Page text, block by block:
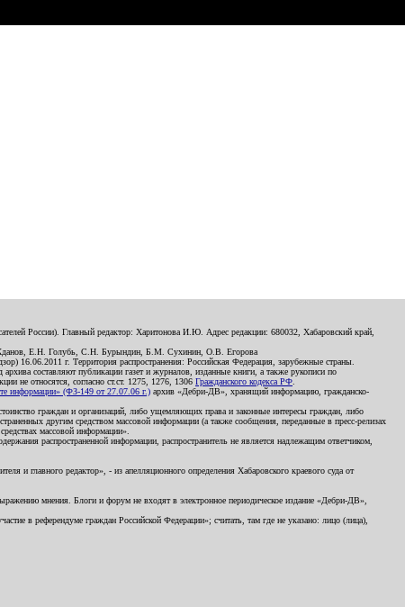
России). Главный редактор: Харитонова И.Ю. Адрес редакции: 680032, Хабаровский край,
Е.Н. Голубь, С.Н. Бурындин, Б.М. Сухинин, О.В. Егорова
16.06.2011 г. Территория распространения: Российская Федерация, зарубежные страны.
составляют публикации газет и журналов, изданные книги, а также рукописи по
не относятся, согласно ст.ст. 1275, 1276, 1306 Гражданского кодекса РФ
информации» (ФЗ-149 от 27.07.06 г.) архив «Дебри-ДВ», хранящий информацию, гражданско-
граждан и организаций, либо ущемляющих права и законные интересы граждан, либо
другим средством массовой информации (а также сообщения, переданные в пресс-релизах
массовой информации».
распространенной информации, распространитель не является надлежащим ответчиком,
и главного редактор», - из апелляционного определения Хабаровского краевого суда от
мнения. Блоги и форум не входят в электронное периодическое издание «Дебри-ДВ»,
в референдуме граждан Российской Федерации»; считать, там где не указано: лицо (лица),